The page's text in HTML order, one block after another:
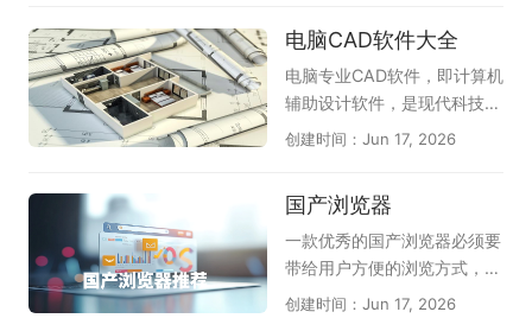
择。无论偏好国产还是国际品
牌，都能从中找到适合自己的
安全浏览器。
环境；当然，在功能上，极速
浏览器现在也支持用户自定义
插件，从而让浏览器用着更加
在安全性方面也是很不错的，
被泄露。所以，有需求的朋
友，快来天极下载极速浏览器
专题下载吧！
伴奏质量好，支持录音修音和
社交互动；《i歌霸》界面简
洁，点歌操作方便，家庭娱乐
很合适；《Kanto Player》作
为专业的卡拉OK播放器，支
畅，配合动态歌词显示，带来
沉浸式K歌感受。此外，像
《唱吧》《酷狗唱唱》《回
森》等应用也能通过电脑版或
模拟器运行，满足你练歌、录
电脑CAD软件大全
电脑专业CAD软件，即计算机
辅助设计软件，是现代科技与
艺术结合的结晶。在建筑、工
了创意的翅膀。在这虚拟的画
布上，设计师们可以自由地勾
勒出宏伟的蓝图，探索无尽的
可能性。CAD软件不仅提高了
创建时间：Jun 17, 2026
国产浏览器
一款优秀的国产浏览器必须要
带给用户方便的浏览方式，舒
适的上网体验以及其强大的自
创建时间：Jun 17, 2026